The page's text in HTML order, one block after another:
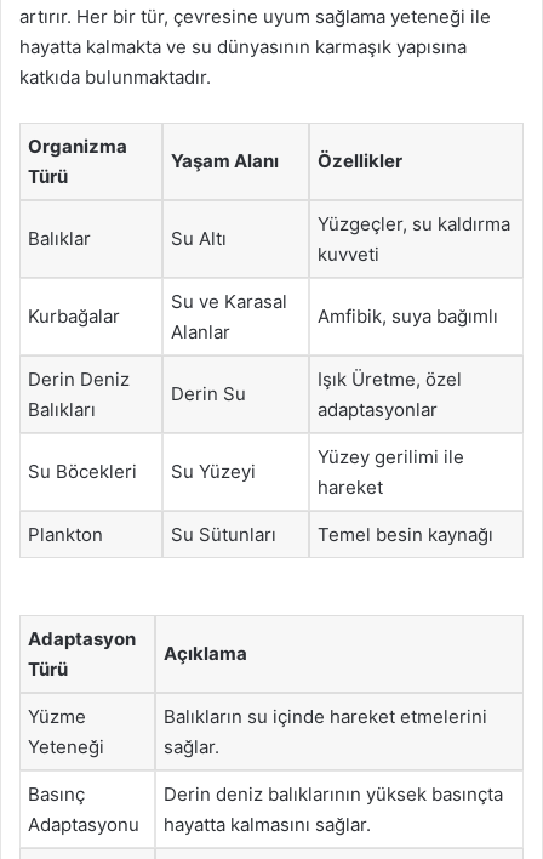
artırır. Her bir tür, çevresine uyum sağlama yeteneği ile
hayatta kalmakta ve su dünyasının karmaşık yapısına
katkıda bulunmaktadır.
Organizma
Türü
Yaşam Alanı Özellikler
Balıklar Su Altı
Yüzgeçler, su kaldırma
kuvveti
Kurbağalar
Su ve Karasal
Alanlar
Amfibik, suya bağımlı
Derin Deniz
Balıkları
Derin Su
Işık Üretme, özel
adaptasyonlar
Su Böcekleri Su Yüzeyi
Yüzey gerilimi ile
hareket
Plankton Su Sütunları Temel besin kaynağı
Adaptasyon
Türü
Açıklama
Yüzme
Yeteneği
Balıkların su içinde hareket etmelerini
sağlar.
Basınç
Adaptasyonu
Derin deniz balıklarının yüksek basınçta
hayatta kalmasını sağlar.